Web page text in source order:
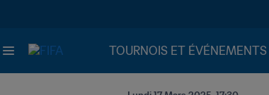
TOURNOIS ET ÉVÉNEMENTS